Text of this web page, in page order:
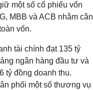
một số cổ phiếu vốn
MBB và ACB nhằm cân
vốn.
tài chính đạt 135 tỷ
ngân hàng đầu tư và
tỷ đồng doanh thu.
phối một số thương vụ